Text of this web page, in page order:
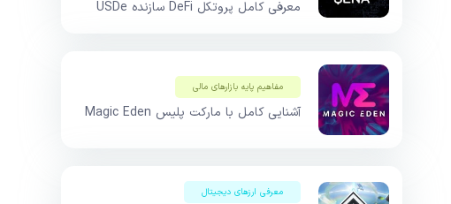
معرفی کامل پروتکل DeFi سازنده USDe
مفاهیم پایه بازار‌های مالی
آشنایی کامل با مارکت پلیس Magic Eden
معرفی ارزهای دیجیتال